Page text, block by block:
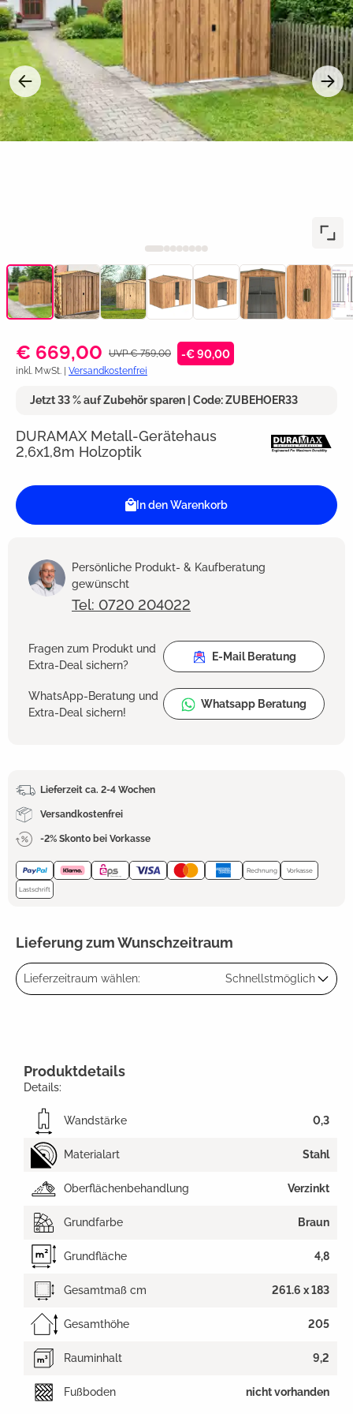
€ 669,00 UVP € 759,00 -€ 90,00
inkl. MwSt. | Versandkostenfrei
Jetzt 33 % auf Zubehör sparen | Code: ZUBEHOER33
DURAMAX Metall-Gerätehaus
2,6x1,8m Holzoptik
In den Warenkorb
Persönliche Produkt- & Kaufberatung
gewünscht
Tel: 0720 204022
Fragen zum Produkt und
Extra-Deal sichern?
E-Mail Beratung
WhatsApp-Beratung und
Extra-Deal sichern!
Whatsapp Beratung
Lieferzeit ca. 2-4 Wochen
Versandkostenfrei
-2% Skonto bei Vorkasse
Rechnung Vorkasse
Lastschrift
Lieferung zum Wunschzeitraum
Lieferzeitraum wählen: Schnellstmöglich
Produktdetails
Details:
Wandstärke 0,3
Materialart Stahl
Oberflächenbehandlung Verzinkt
Grundfarbe Braun
Grundfläche 4,8
Gesamtmaß cm 261.6 x 183
Gesamthöhe 205
Rauminhalt 9,2
Fußboden nicht vorhanden